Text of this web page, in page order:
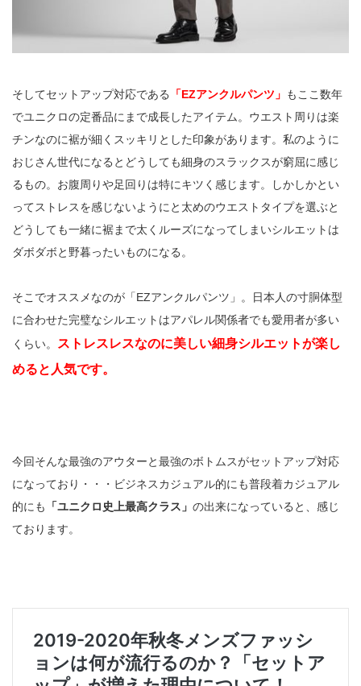
そしてセットアップ対応である 「EZアンクルパンツ」 もここ数年
でユニクロの定番品にまで成長したアイテム。ウエスト周りは楽
チンなのに裾が細くスッキリとした印象があります。私のように
おじさん世代になるとどうしても細身のスラックスが窮屈に感じ
るもの。お腹周りや足回りは特にキツく感じます。しかしかとい
ってストレスを感じないようにと太めのウエストタイプを選ぶと
どうしても一緒に裾まで太くルーズになってしまいシルエットは
ダボダボと野暮ったいものになる。
そこでオススメなのが「EZアンクルパンツ」。日本人の寸胴体型
に合わせた完璧なシルエットはアパレル関係者でも愛用者が多い
くらい。
ストレスレスなのに美しい細身シルエットが楽し
めると人気です。
今回そんな最強のアウターと最強のボトムスがセットアップ対応
になっており・・・ビジネスカジュアル的にも普段着カジュアル
的にも
「ユニクロ史上最高クラス」 の出来になっていると、感じ
ております。